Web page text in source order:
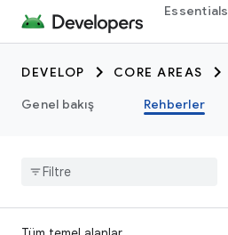
Essentials
DEVELOP CORE AREAS
Genel bakış
Rehberler